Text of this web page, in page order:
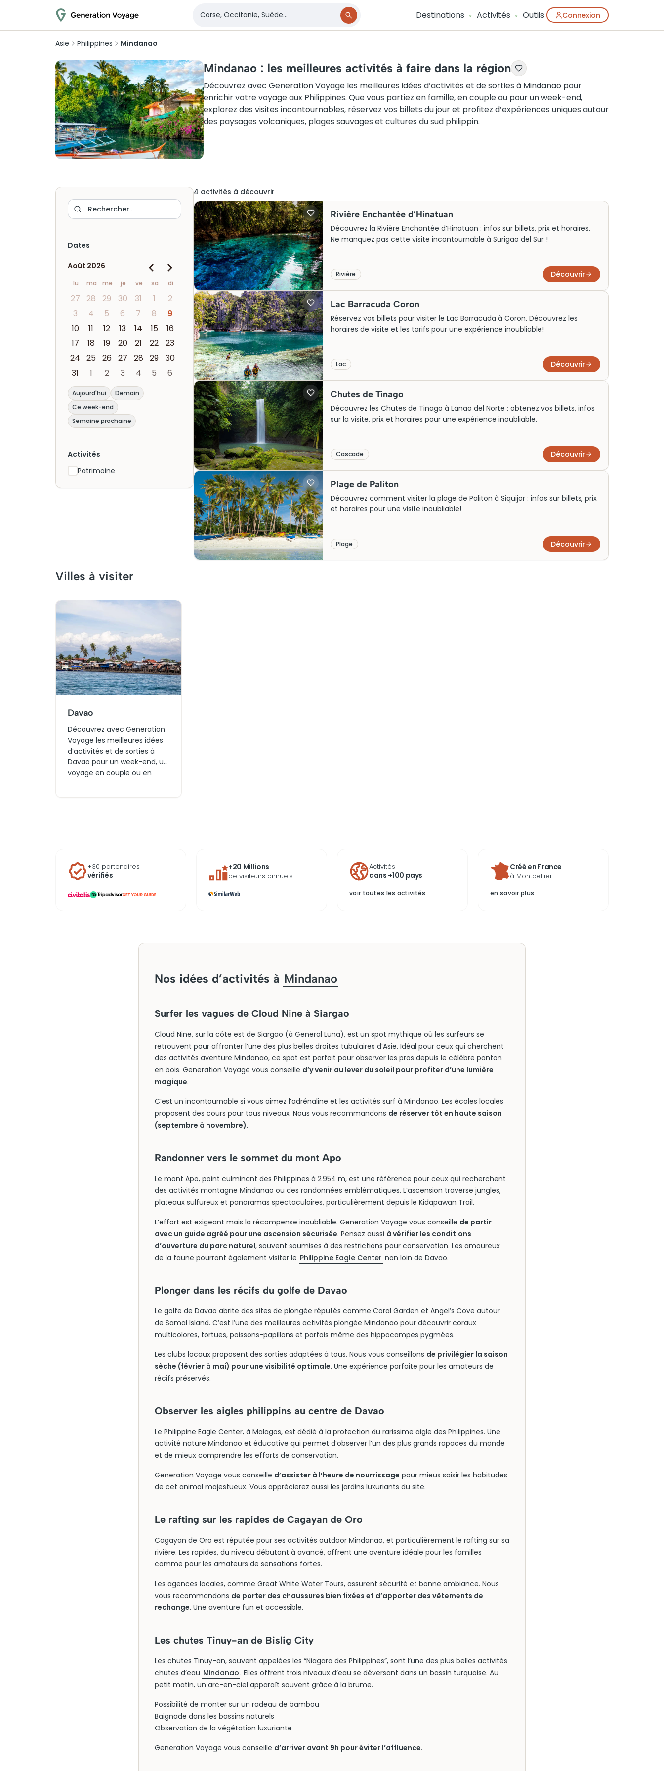
Destinations Activités Outils Connexion
Asie Philippines Mindanao
Mindanao : les meilleures activités à faire dans la région
Découvrez avec Generation Voyage les meilleures idées d’activités et de sorties à Mindanao pour
enrichir votre voyage aux Philippines. Que vous partiez en famille, en couple ou pour un week-end,
explorez des visites incontournables, réservez vos billets du jour et profitez d’expériences uniques autour
des paysages volcaniques, plages sauvages et cultures du sud philippin.
Dates
Août 2026
lu ma me je ve sa di
27 28 29 30 31 1
2
3
4 5 6 7 8
9
10
11 12 13 14 15
16
17
18 19 20 21 22
23
24
25 26 27 28 29
30
31
1 2 3 4 5 6
Aujourd'hui
Demain
Ce week-end
Semaine prochaine
Activités
Patrimoine
4 activités à découvrir
Rivière Enchantée d’Hinatuan
Découvrez la Rivière Enchantée d’Hinatuan : infos sur billets, prix et horaires.
Ne manquez pas cette visite incontournable à Surigao del Sur !
Rivière Découvrir
Lac Barracuda Coron
Réservez vos billets pour visiter le Lac Barracuda à Coron. Découvrez les
horaires de visite et les tarifs pour une expérience inoubliable!
Lac Découvrir
Chutes de Tinago
Découvrez les Chutes de Tinago à Lanao del Norte : obtenez vos billets, infos
sur la visite, prix et horaires pour une expérience inoubliable.
Cascade Découvrir
Plage de Paliton
Découvrez comment visiter la plage de Paliton à Siquijor : infos sur billets, prix
et horaires pour une visite inoubliable!
Plage Découvrir
Villes à visiter
Davao
Découvrez avec Generation
Voyage les meilleures idées
d’activités et de sorties à
Davao pour un week-end, un
voyage en couple ou en
un moment unique.
+30 partenaires
vérifiés
...
+20 Millions
de visiteurs annuels
Activités
dans +100 pays
voir toutes les activités
Créé en France
à Montpellier
en savoir plus
Nos idées d’activités à Mindanao
Surfer les vagues de Cloud Nine à Siargao
Cloud Nine, sur la côte est de Siargao (à General Luna), est un spot mythique où les surfeurs se
retrouvent pour affronter l’une des plus belles droites tubulaires d’Asie. Idéal pour ceux qui cherchent
des activités aventure Mindanao, ce spot est parfait pour observer les pros depuis le célèbre ponton
en bois. Generation Voyage vous conseille d’y venir au lever du soleil pour profiter d’une lumière
magique.
C’est un incontournable si vous aimez l’adrénaline et les activités surf à Mindanao. Les écoles locales
proposent des cours pour tous niveaux. Nous vous recommandons de réserver tôt en haute saison
(septembre à novembre).
Randonner vers le sommet du mont Apo
Le mont Apo, point culminant des Philippines à 2 954 m, est une référence pour ceux qui recherchent
des activités montagne Mindanao ou des randonnées emblématiques. L’ascension traverse jungles,
plateaux sulfureux et panoramas spectaculaires, particulièrement depuis le Kidapawan Trail.
L’effort est exigeant mais la récompense inoubliable. Generation Voyage vous conseille de partir
avec un guide agréé pour une ascension sécurisée. Pensez aussi à vérifier les conditions
d’ouverture du parc naturel, souvent soumises à des restrictions pour conservation. Les amoureux
de la faune pourront également visiter le Philippine Eagle Center non loin de Davao.
Plonger dans les récifs du golfe de Davao
Le golfe de Davao abrite des sites de plongée réputés comme Coral Garden et Angel’s Cove autour
de Samal Island. C’est l’une des meilleures activités plongée Mindanao pour découvrir coraux
multicolores, tortues, poissons-papillons et parfois même des hippocampes pygmées.
Les clubs locaux proposent des sorties adaptées à tous. Nous vous conseillons de privilégier la saison
sèche (février à mai) pour une visibilité optimale. Une expérience parfaite pour les amateurs de
récifs préservés.
Observer les aigles philippins au centre de Davao
Le Philippine Eagle Center, à Malagos, est dédié à la protection du rarissime aigle des Philippines. Une
activité nature Mindanao et éducative qui permet d’observer l’un des plus grands rapaces du monde
et de mieux comprendre les efforts de conservation.
Generation Voyage vous conseille d’assister à l’heure de nourrissage pour mieux saisir les habitudes
de cet animal majestueux. Vous apprécierez aussi les jardins luxuriants du site.
Le rafting sur les rapides de Cagayan de Oro
Cagayan de Oro est réputée pour ses activités outdoor Mindanao, et particulièrement le rafting sur sa
rivière. Les rapides, du niveau débutant à avancé, offrent une aventure idéale pour les familles
comme pour les amateurs de sensations fortes.
Les agences locales, comme Great White Water Tours, assurent sécurité et bonne ambiance. Nous
vous recommandons de porter des chaussures bien fixées et d’apporter des vêtements de
rechange. Une aventure fun et accessible.
Les chutes Tinuy-an de Bislig City
Les chutes Tinuy-an, souvent appelées les “Niagara des Philippines”, sont l’une des plus belles activités
chutes d’eau Mindanao . Elles offrent trois niveaux d’eau se déversant dans un bassin turquoise. Au
petit matin, un arc-en-ciel apparaît souvent grâce à la brume.
Possibilité de monter sur un radeau de bambou
Baignade dans les bassins naturels
Observation de la végétation luxuriante
Generation Voyage vous conseille d’arriver avant 9h pour éviter l’affluence.